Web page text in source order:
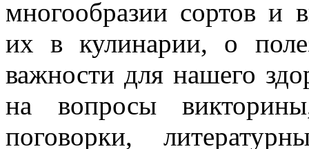
многообразии сортов и
их в кулинарии, о
важности для нашего
на вопросы
поговорки,